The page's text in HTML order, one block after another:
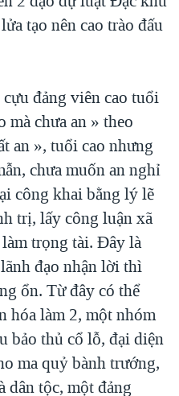
tạo nên cao trào đấu
đảng viên cao tuổi
chưa an » theo
an », tuổi cao nhưng
chưa muốn an nghỉ
công khai bằng lý lẽ
trị, lấy công luận xã
trọng tài. Đây là
đạo nhận lời thì
ổn. Từ đây có thể
hóa làm 2, một nhóm
bảo thủ cổ lỗ, đại diện
ma quỷ bành trướng,
dân tộc, một đảng